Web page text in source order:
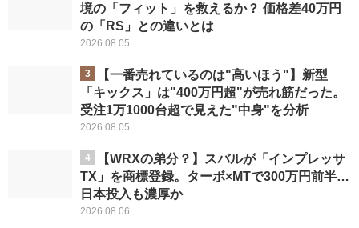
境の「フィット」を救えるか？ 価格差40万円
の「RS」との違いとは
2026.08.05
3
【一番売れているのは"高いほう"】新型
「キックス」は"400万円超"が売れ筋だった。
受注1万1000台超で見えた"中身"を分析
2026.08.05
4
【WRXの弟分？】スバルが「インプレッサ
TX」を商標登録。ターボ×MTで300万円前半…
日本投入も濃厚か
2026.08.06